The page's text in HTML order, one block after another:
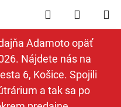
Adamoto opäť
Nájdete nás na
6, Košice. Spojili
a tak sa po
Hľadať
KOŠÍK